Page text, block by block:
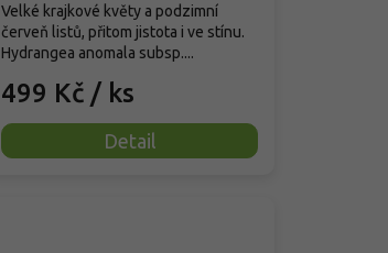
499 Kč / ks
Detail
Velké krajkové květy a podzimní
červeň listů, přitom jistota i ve stínu.
Hydrangea anomala subsp....